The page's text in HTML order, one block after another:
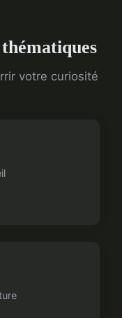
votre curiosité